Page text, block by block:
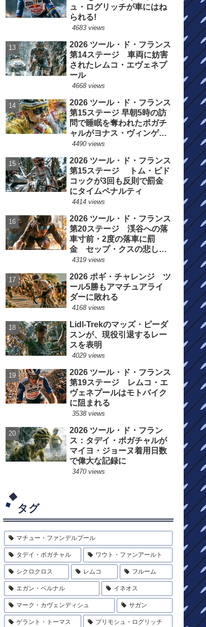
ュ・ログリッチが車にはね
られる!
4683 views
2026 ツール・ド・フランス
第14ステージ 車両に妨害
されたレムコ・エヴェネプ
ール
4668 views
2026 ツール・ド・フランス
第15ステージ 早朝5時の訪
問で睡眠を奪われたポガチ
ャルがヨナス・ヴィンゲゴ
ーの離脱を惜しむ
4490 views
2026 ツール・ド・フランス
第15ステージ トム・ピド
コックが3回も反則で罰金
にタイムペナルティ
4414 views
2026 ツール・ド・フランス
第20ステージ 渓谷への落
車寸前・2度の落車に罰
金 セップ・クスの悲しい
一日
4319 views
2026 ポギ・チャレンジ ツ
ール5勝もアマチュアライ
ダーに敗れる
4168 views
Lidl-Trekのマッズ・ピーダ
スンが、現役引退するレー
スを表明
4029 views
2026 ツール・ド・フランス
第19ステージ レムコ・エ
ヴェネプールはモトバイク
に阻まれる
3538 views
2026 ツール・ド・フラン
ス：タデイ・ポガチャルが
マイヨ・ジョーヌ着用日数
で偉大な記録に
3470 views
タグ
マチュー・ファンデルプール
タデイ・ポガチャル ワウト・ファンアールト
シクロクロス レムコ フルーム
エガン・ベルナル イネオス
マーク・カヴェンディシュ サガン
ゲラント・トーマス プリモシュ・ログリッチ